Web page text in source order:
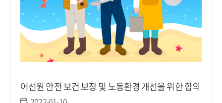
어선원 안전 보건 보장 및 노동환경 개선을 위한 합의